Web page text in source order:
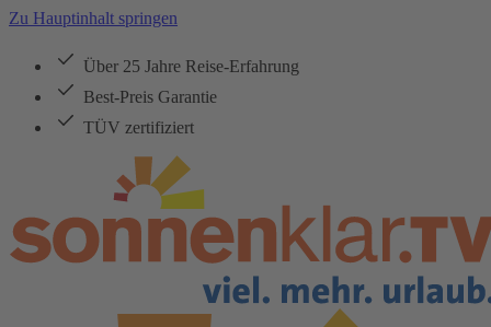
Zu Hauptinhalt springen
Über 25 Jahre Reise-Erfahrung
Best-Preis Garantie
TÜV zertifiziert